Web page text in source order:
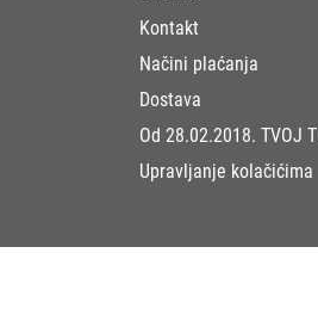
Kontakt
Načini plaćanja
Dostava
Od 28.02.2018. TVOJ
Upravljanje kolačićima